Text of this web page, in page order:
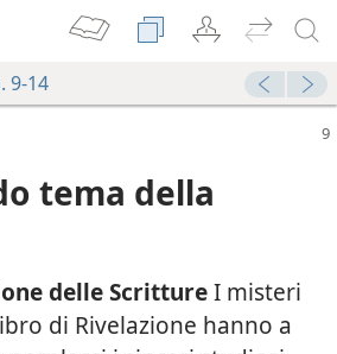
9-14
tema della
delle ScrittureI misteri
di Rivelazione hanno a